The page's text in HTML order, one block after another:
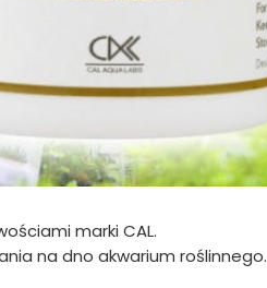
marki CAL.
na dno akwarium roślinnego.